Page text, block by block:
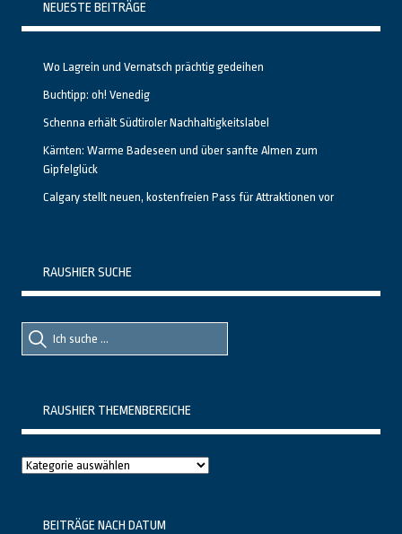
NEUESTE BEITRÄGE
Wo Lagrein und Vernatsch prächtig gedeihen
Buchtipp: oh! Venedig
Schenna erhält Südtiroler Nachhaltigkeitslabel
Kärnten: Warme Badeseen und über sanfte Almen zum
Gipfelglück
Calgary stellt neuen, kostenfreien Pass für Attraktionen vor
RAUSHIER SUCHE
Suche
nach::
Suche
nach:
RAUSHIER THEMENBEREICHE
Raushier
BEITRÄGE NACH DATUM